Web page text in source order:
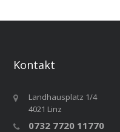
Kontakt
Landhausplatz 1/4
4021 Linz
0732 7720 11770